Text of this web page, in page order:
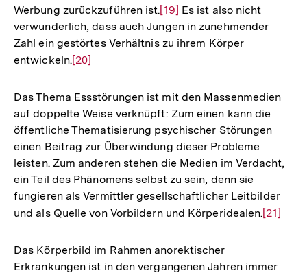
Auflösung
der
Fußnote
Werbung zurückzuführen ist.Zur
Auflösung
der
[19] Es ist also nicht
verwunderlich, dass auch Jungen in zunehmender
Zahl ein gestörtes Verhältnis zu ihrem Körper
entwickeln.Zur
der
Fußnote
[20]
Das Thema Essstörungen ist mit den Massenmedien
auf doppelte Weise verknüpft: Zum einen kann die
öffentliche Thematisierung psychischer Störungen
einen Beitrag zur Überwindung dieser Probleme
leisten. Zum anderen stehen die Medien im Verdacht,
ein Teil des Phänomens selbst zu sein, denn sie
fungieren als Vermittler gesellschaftlicher Leitbilder
und als Quelle von Vorbildern und Körperidealen.Zur
Fußnote
[21]
Das Körperbild im Rahmen anorektischer
Erkrankungen ist in den vergangenen Jahren immer